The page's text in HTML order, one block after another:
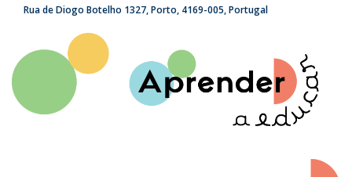
Rua de Diogo Botelho 1327 Porto 4169-005 Portugal